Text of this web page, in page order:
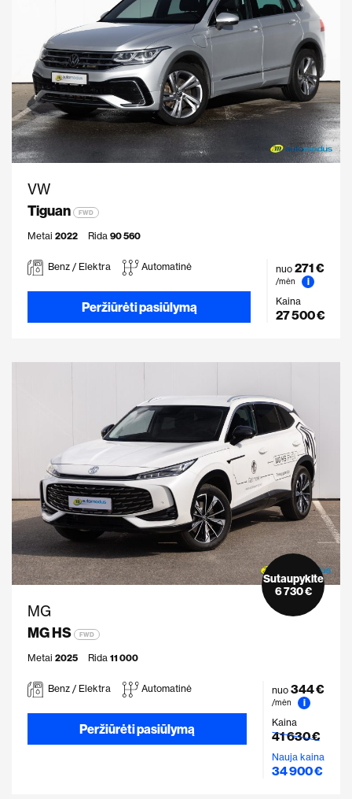
VW
Tiguan
FWD
Metai 2022 Rida 90 560
Benz / Elektra Automatinė
Peržiūrėti pasiūlymą
nuo 271 €
/mėn
i
Kaina
27 500 €
MG
MG HS
FWD
Metai 2025 Rida 11 000
Sutaupykite
6 730 €
Benz / Elektra Automatinė
Peržiūrėti pasiūlymą
nuo 344 €
/mėn
i
Kaina
41 630 €
Nauja kaina
34 900 €